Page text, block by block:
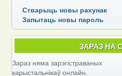
Стварыць новы рахунак
Запытаць новы пароль
ЗАРАЗ НА
Зараз няма зарэгістраваных
карыстальнікаў онлайн.